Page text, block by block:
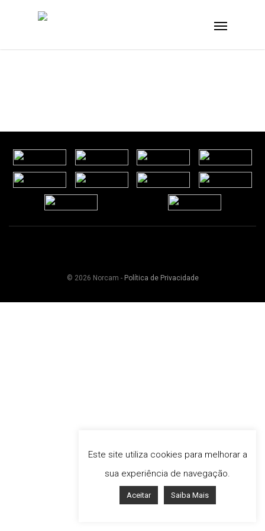
© 2026 Norcam - Política de Privacidade
Este site utiliza cookies para melhorar a
sua experiência de navegação.
Aceitar Saiba Mais